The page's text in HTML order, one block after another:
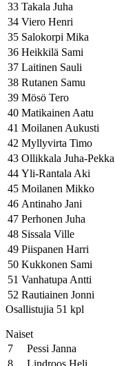
33 Takala Juha
34 Viero Henri
35 Salokorpi Mika
36 Heikkilä Sami
37 Laitinen Sauli
38 Rutanen Samu
39 Mösö Tero
40 Matikainen Aatu
41 Moilanen Aukusti
42 Myllyvirta Timo
43 Ollikkala Juha-Pekka
44 Yli-Rantala Aki
45 Moilanen Mikko
46 Antinaho Jani
47 Perhonen Juha
48 Sissala Ville
49 Piispanen Harri
50 Kukkonen Sami
51 Vanhatupa Antti
52 Rautiainen Jonni
Osallistujia 51 kpl
Naiset
7
Pessi Janna
8
Lindroos Heli